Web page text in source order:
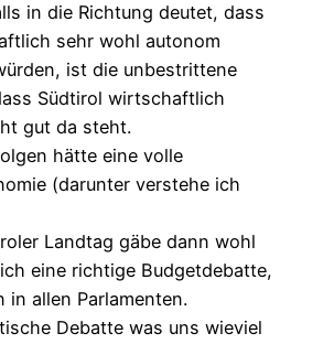
in die Richtung deutet, dass
sehr wohl autonom
ist die unbestrittene
Südtirol wirtschaftlich
gut da steht.
hätte eine volle
(darunter verstehe ich
Landtag gäbe dann wohl
eine richtige Budgetdebatte,
in allen Parlamenten.
Debatte was uns wieviel